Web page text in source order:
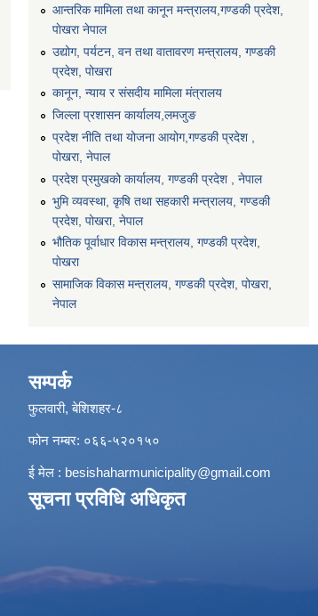
आन्तरिक मामिला तथा कानून मन्त्रालय,गण्डकी प्रदेश,
पाेखरा नेपाल
उद्योग, पर्यटन, वन तथा वातावरण मन्त्रालय, गण्डकी
प्रदेश, पोखरा
कानून, न्याय र संसदीय मामिला मंत्रालय
जिल्ला प्रशासन कार्यालय,लमजुङ
प्रदेश नीति तथा योजना आयोग,गण्डकी प्रदेश ,
पोखरा, नेपाल
प्रदेश प्रमुखको कार्यालय, गण्डकी प्रदेश , नेपाल
भुमि व्यवस्था, कृषि तथा सहकारी मन्त्रालय, गण्डकी
प्रदेश, पोखरा, नेपाल
भौतिक पूर्वाधार विकास मन्त्रालय, गण्डकी प्रदेश,
पाेखरा
सामाजिक विकास मन्त्रालय, गण्डकी प्रदेश, पोखरा,
नेपाल
सम्पर्क
फुलवारी, बेशिशहर-८
फोन नम्बर: ०६६-५२०१५०
ई मेल : besishaharmunicipality@gmail.com
सूचना प्रविधि अधिकृत